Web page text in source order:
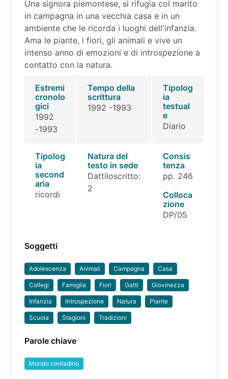
Una signora piemontese, si rifugia col marito
in campagna in una vecchia casa e in un
ambiente che le ricorda i luoghi dell'infanzia.
Ama le piante, i fiori, gli animali e vive un
intenso anno di emozioni e di introspezione a
contatto con la natura.
Estremi
cronolo
gici
1992
-1993
Tempo della
scrittura
1992 -1993
Tipolog
ia
testual
e
Diario
Tipolog
ia
second
aria
ricordi
Natura del
testo in sede
Dattiloscritto:
2
Consis
tenza
pp. 246
Colloca
zione
DP/05
Soggetti
Adolescenza Animali Campagna Casa
Collegi Famiglia Fiori Gatti Giovinezza
Infanzia Introspezione Natura Piante
Scuola Stagioni Tradizioni
Parole chiave
Mondo contadino